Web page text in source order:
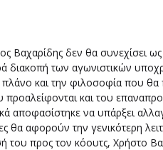
Βαχαρίδης δεν θα συνεχίσει
διακοπή των αγωνιστικών
και την φιλοσοφία που θα
και του
αποφασίστηκε να υπάρξει
θα αφορούν την γενικότερη
του προς τον κόουτς, Χρήστο